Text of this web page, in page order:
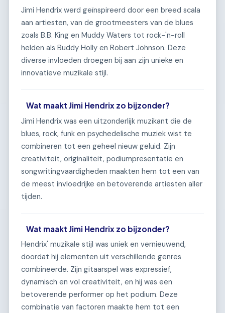
Jimi Hendrix werd geïnspireerd door een breed scala
aan artiesten, van de grootmeesters van de blues
zoals B.B. King en Muddy Waters tot rock-'n-roll
helden als Buddy Holly en Robert Johnson. Deze
diverse invloeden droegen bij aan zijn unieke en
innovatieve muzikale stijl.
Wat maakt Jimi Hendrix zo bijzonder?
Jimi Hendrix was een uitzonderlijk muzikant die de
blues, rock, funk en psychedelische muziek wist te
combineren tot een geheel nieuw geluid. Zijn
creativiteit, originaliteit, podiumpresentatie en
songwritingvaardigheden maakten hem tot een van
de meest invloedrijke en betoverende artiesten aller
tijden.
Wat maakt Jimi Hendrix zo bijzonder?
Hendrix' muzikale stijl was uniek en vernieuwend,
doordat hij elementen uit verschillende genres
combineerde. Zijn gitaarspel was expressief,
dynamisch en vol creativiteit, en hij was een
betoverende performer op het podium. Deze
combinatie van factoren maakte hem tot een